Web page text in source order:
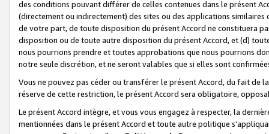
des conditions pouvant différer de celles contenues dans le présent
(directement ou indirectement) des sites ou des applications
de votre part, de toute disposition du présent Accord ne constituera
disposition ou de toute autre disposition du présent Accord, et (d)
nous pourrions prendre et toutes approbations que nous pourrions
notre seule discrétion, et ne seront valables que si elles sont
Vous ne pouvez pas céder ou transférer le présent Accord, du fait de
réserve de cette restriction, le présent Accord sera obligatoire,
Le présent Accord intègre, et vous vous engagez à respecter, la
mentionnées dans le présent Accord et toute autre politique